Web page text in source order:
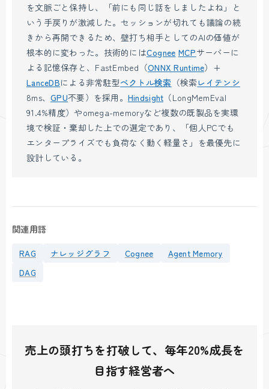
を文脈ごと保持し、「前にも同じ話をしましたよね」と
いう手戻りが激減した。セッションが切れても議論の続
きから再開できるため、壁打ち相手としてのAIの価値が
根本的に変わった。技術的にはCognee MCPサーバーに
よる記憶保存と、FastEmbed（ONNX Runtime）+
LanceDBによる非常駐型ベクトル検索 （検索レイテンシ
8ms、GPU不要）を採用。 Hindsight （LongMemEval
91.4%精度）やomega-memoryなど複数の既製品を実環
境で検証・棄却した上での選定であり、「個人PCでも
エンタープライズでも負荷なく動く軽量さ」を最優先に
設計している。
関連用語
RAG ナレッジグラフ Cognee
Agent Memory
DAG
売上の頭打ちを打破して、毎年20%成長を
目指す経営者へ